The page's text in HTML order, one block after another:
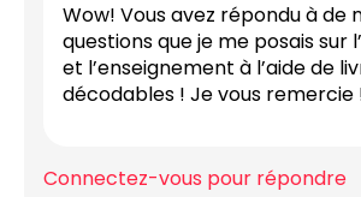
Wow! Vous avez répondu à de
questions que je me posais sur
et l’enseignement à l’aide de
décodables ! Je vous remercie
Connectez-vous pour répondre